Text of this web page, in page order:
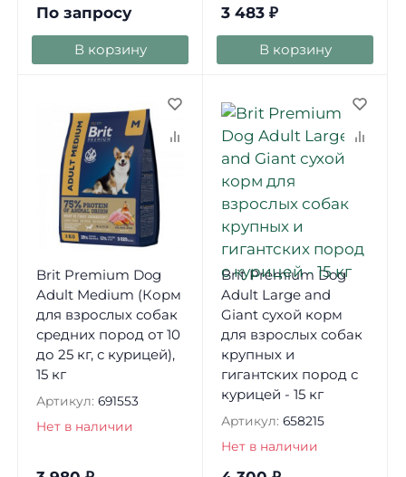
По запросу
В корзину
3 483 ₽
В корзину
Brit Premium Dog
Adult Medium (Корм
для взрослых собак
средних пород от 10
до 25 кг, с курицей),
15 кг
Артикул: 691553
Нет в наличии
Brit Premium Dog
Adult Large and
Giant сухой корм
для взрослых собак
крупных и
гигантских пород с
курицей - 15 кг
Артикул: 658215
Нет в наличии